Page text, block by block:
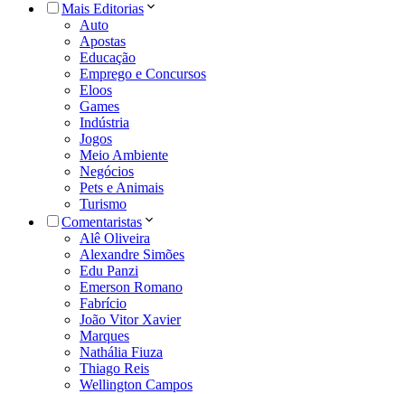
Mais Editorias
Auto
Apostas
Educação
Emprego e Concursos
Eloos
Games
Indústria
Jogos
Meio Ambiente
Negócios
Pets e Animais
Turismo
Comentaristas
Alê Oliveira
Alexandre Simões
Edu Panzi
Emerson Romano
Fabrício
João Vitor Xavier
Marques
Nathália Fiuza
Thiago Reis
Wellington Campos